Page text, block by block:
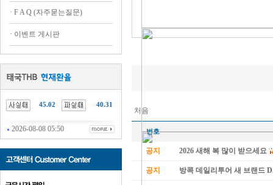
· F A Q (자주묻는질문)
· 이벤트 게시판
45.02 40.31
2026-08-08 05:50
처음
번호
공지 2026 새해 복 많이 받으세요
공지 방콕 데일리투어 새 브랜드